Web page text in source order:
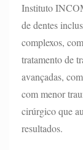
Instituto
de dentes
complexos,
tratamento de
avançadas,
com menor
cirúrgico que
resultados.